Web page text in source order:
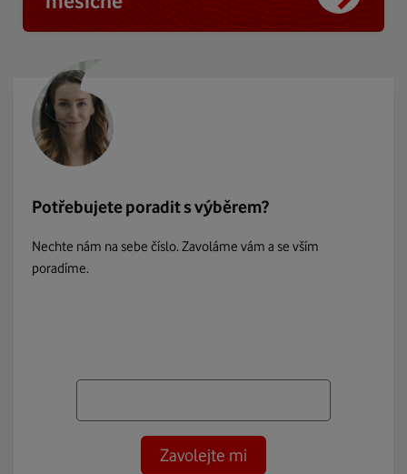
Potřebujete poradit s výběrem?
Nechte nám na sebe číslo. Zavoláme vám a se vším
poradíme.
Zavolejte mi